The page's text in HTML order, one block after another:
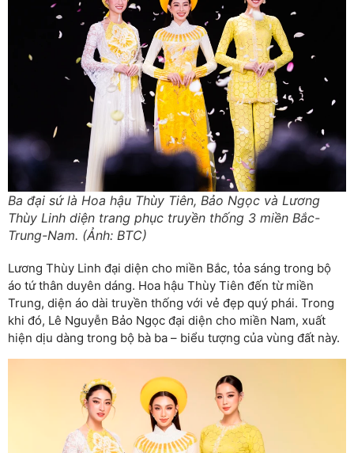
Ba đại sứ là Hoa hậu Thùy Tiên, Bảo Ngọc và Lương
Thùy Linh diện trang phục truyền thống 3 miền Bắc-
Trung-Nam. (Ảnh: BTC)
Lương Thùy Linh đại diện cho miền Bắc, tỏa sáng trong bộ
áo tứ thân duyên dáng. Hoa hậu Thùy Tiên đến từ miền
Trung, diện áo dài truyền thống với vẻ đẹp quý phái. Trong
khi đó, Lê Nguyễn Bảo Ngọc đại diện cho miền Nam, xuất
hiện dịu dàng trong bộ bà ba – biểu tượng của vùng đất này.